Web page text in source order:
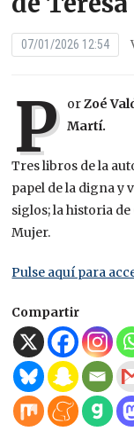
07/01/2026 12:54
P orZoé
Martí.
Tres libros de la
papel de la digna y
siglos; la historia
Mujer.
Pulse aquí para
Compartir